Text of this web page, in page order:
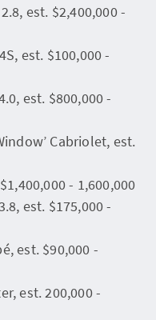
est. $2,400,000 -
est. $100,000 -
est. $800,000 -
Cabriolet, est.
- 1,600,000
est. $175,000 -
est. $90,000 -
est. 200,000 -